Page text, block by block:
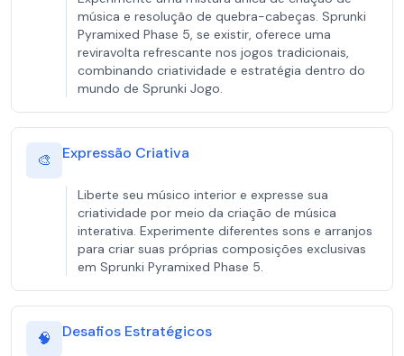
música e resolução de quebra-cabeças. Sprunki
Pyramixed Phase 5, se existir, oferece uma
reviravolta refrescante nos jogos tradicionais,
combinando criatividade e estratégia dentro do
mundo de Sprunki Jogo.
🎨 Expressão Criativa
Liberte seu músico interior e expresse sua
criatividade por meio da criação de música
interativa. Experimente diferentes sons e arranjos
para criar suas próprias composições exclusivas
em Sprunki Pyramixed Phase 5.
🧠 Desafios Estratégicos